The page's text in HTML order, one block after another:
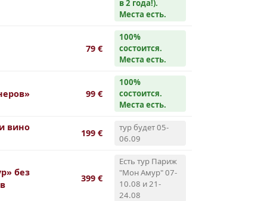
в 2 года!).
Места есть.
79 €
100%
cостоится.
Места есть.
99 €
100%
cостоится.
Места есть.
вино
199 €
тур будет 05-
06.09
без
399 €
Есть тур Париж
"Мон Амур" 07-
10.08 и 21-
24.08